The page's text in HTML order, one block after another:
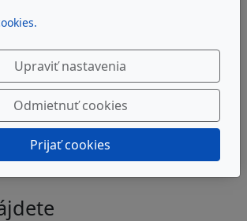
Otvorené
PO - PIA:
8:00 - 20:00
Upraviť nastavenia
Odmietnuť cookies
Prijať cookies